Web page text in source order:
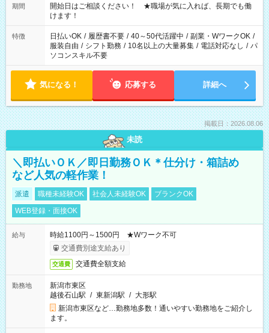
週40時間超の就業はご案内できません ※法令に基づき、週20時
間以上勤務は社会保険への加入対象となります ※労働者派遣法
（日雇い派遣の原則禁止）により、短時間・短期間の就業はご
案内が難しい場合があります
期間
開始日はご相談ください！ ★職場が気に入れば、長期でも働
けます！
特徴 日払いOK / 履歴書不要 / 40～50代活躍中 / 副業・WワークOK /
服装自由 / シフト勤務 / 10名以上の大量募集 / 電話対応なし / パ
ソコンスキル不要
気になる！ 応募する 詳細へ
掲載日：2026.08.06
未読
＼即払いＯＫ／即日勤務ＯＫ＊仕分け・箱詰め
など人気の軽作業！
派遣 職種未経験OK 社会人未経験OK
ブランクOK
WEB登録・面接OK
給与
時給1100円～1500円 ★Wワーク不可
交通費別途支給あり
交通費 交通費全額支給
勤務地
新潟市東区
越後石山駅 / 東新潟駅 / 大形駅
新潟市東区など…勤務地多数！通いやすい勤務地をご紹介し
ます。